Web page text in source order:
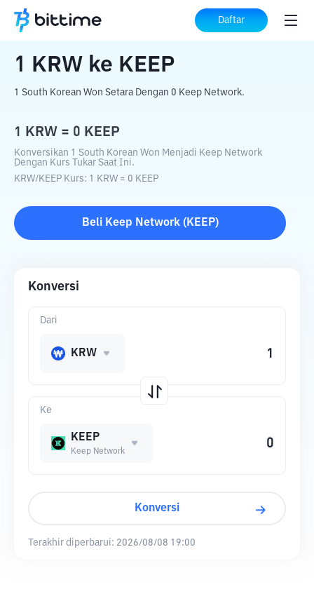
Daftar
Beranda Konverter Kripto ke KEEP
1 KRW ke KEEP
1 South Korean Won Setara Dengan 0 Keep Network.
1 KRW = 0 KEEP
Konversikan 1 South Korean Won Menjadi Keep Network
Dengan Kurs Tukar Saat Ini.
KRW/KEEP Kurs: 1 KRW = 0 KEEP
Beli Keep Network( KEEP)
Konversi
Ke
KEEP
Keep Network
Dari
KRW
Konversi
Terakhir diperbarui: 2026/08/08 19:00